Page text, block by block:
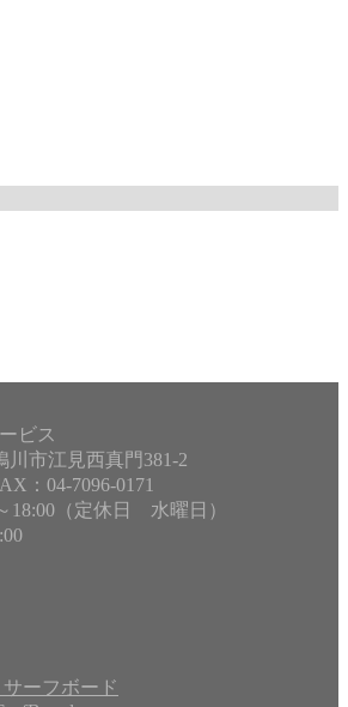
ビス
市江見西真門381-2
：04-7096-0171
18:00（定休日 水曜日）
ーフボード
SERVICE